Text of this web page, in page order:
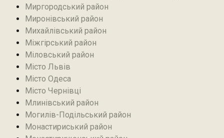
Миргородський район
Миронівський район
Михайлівський район‎
Міжгірський район
Міловський район‎
Місто Львів
Місто Одеса
Місто Чернівці
Млинівський район‎
Могилів-Подільський район
Монастириський район